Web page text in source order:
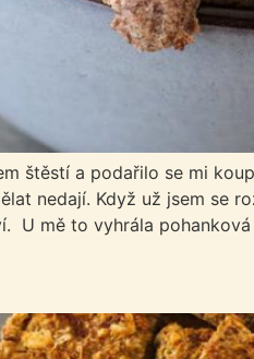
štěstí a podařilo se mi
nedají. Když už jsem se
U mě to vyhrála